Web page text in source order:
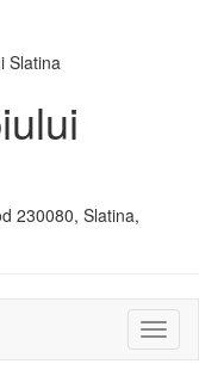
230080, Slatina,
sau